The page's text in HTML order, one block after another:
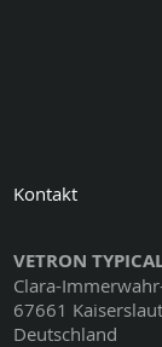
Kontakt
VETRON
Clara-
67661
Deutschland